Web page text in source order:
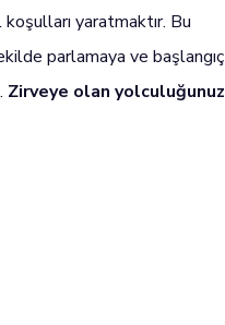
koşulları yaratmaktır. Bu
parlamaya ve başlangıç
Zirveye olan yolculuğunuz